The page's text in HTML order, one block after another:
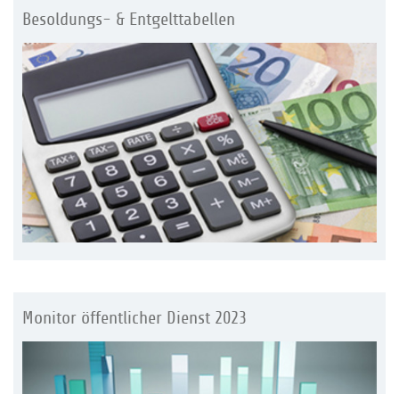
Besoldungs- & Entgelttabellen
Monitor öffentlicher Dienst 2023